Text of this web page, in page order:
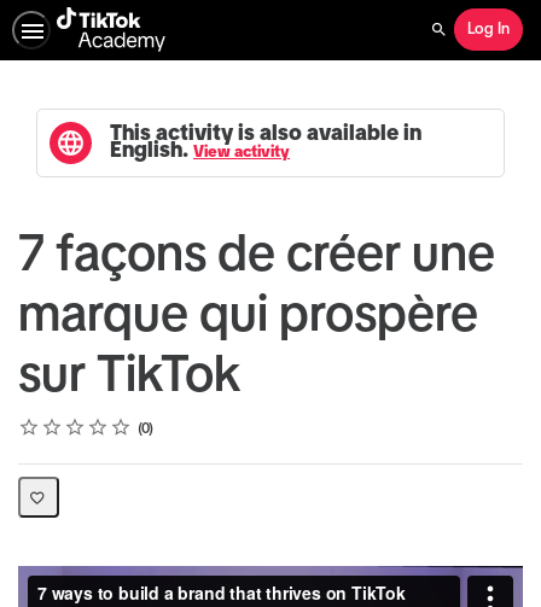
Search
Log In
This activity is also available in
English. View activity
7 façons de créer une
marque qui prospère
sur TikTok
Rating
1 star
2 stars
3 stars
4 stars
5 stars
Average rating: 0 0
No reviews